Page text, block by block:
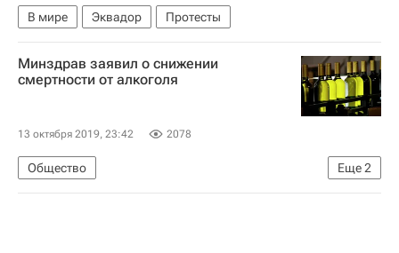
В мире Эквадор Протесты
Минздрав заявил о снижении
смертности от алкоголя
13 октября 2019, 23:42 2078
Еще2
Общество
Министерство здравоохранения РФ (Минздрав России)